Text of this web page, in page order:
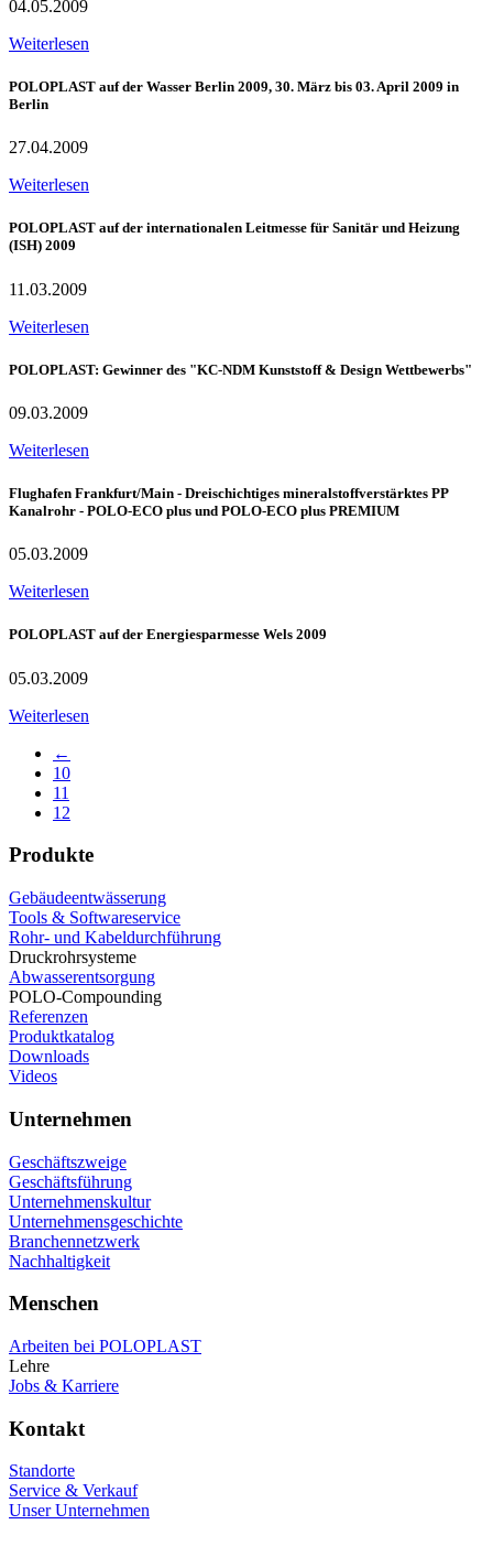
04.05.2009
Weiterlesen
POLOPLAST auf der Wasser Berlin 2009, 30. März bis 03. April 2009 in
Berlin
27.04.2009
Weiterlesen
POLOPLAST auf der internationalen Leitmesse für Sanitär und Heizung
(ISH) 2009
11.03.2009
Weiterlesen
POLOPLAST: Gewinner des "KC-NDM Kunststoff & Design Wettbewerbs"
09.03.2009
Weiterlesen
Flughafen Frankfurt/Main - Dreischichtiges mineralstoffverstärktes PP
Kanalrohr - POLO-ECO plus und POLO-ECO plus PREMIUM
05.03.2009
Weiterlesen
POLOPLAST auf der Energiesparmesse Wels 2009
05.03.2009
Weiterlesen
←
10
11
12
Produkte
Gebäudeentwässerung
Tools & Softwareservice
Rohr- und Kabeldurchführung
Druckrohrsysteme
Abwasserentsorgung
POLO-Compounding
Referenzen
Produktkatalog
Downloads
Videos
Unternehmen
Geschäftszweige
Geschäftsführung
Unternehmenskultur
Unternehmensgeschichte
Branchennetzwerk
Nachhaltigkeit
Menschen
Arbeiten bei POLOPLAST
Lehre
Jobs & Karriere
Kontakt
Standorte
Service & Verkauf
Unser Unternehmen